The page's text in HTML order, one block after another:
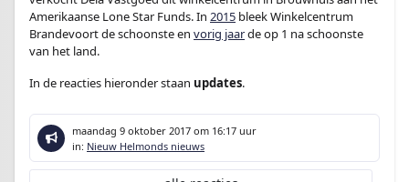
Amerikaanse Lone Star Funds. In 2015 bleek Winkelcentrum
Brandevoort de schoonste en vorig jaarde op 1 na schoonste
van het land.
In de reacties hieronder staan updates.
maandag 9 oktober 2017 om 16:17 uur
in: Nieuw Helmonds nieuws